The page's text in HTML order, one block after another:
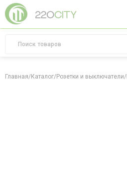
Главная/Каталог/Розетки и выключатели/